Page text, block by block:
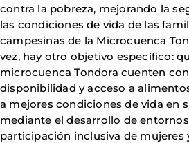
contra la pobreza, mejorando la
las condiciones de vida de las
campesinas de la Microcuenca
vez, hay otro objetivo específico:
microcuenca Tondora cuenten
disponibilidad y acceso a
a mejores condiciones de vida en
mediante el desarrollo de
participación inclusiva de mujeres